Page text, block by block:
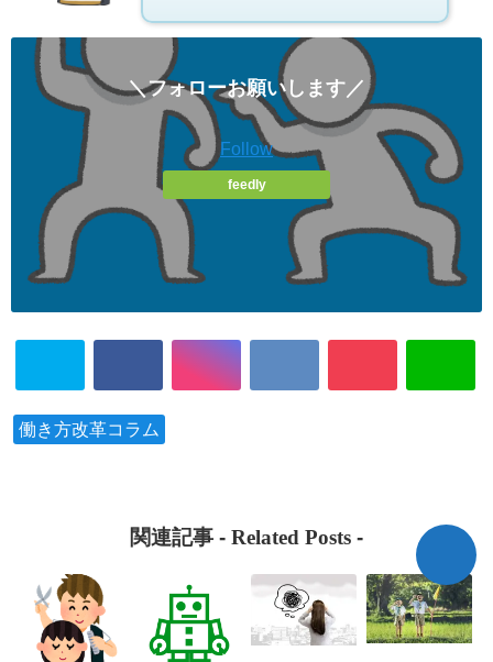
＼フォローお願いします／
Follow
feedly
働き方改革コラム
関連記事 - Related Posts -